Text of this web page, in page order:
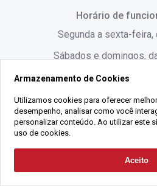
Solicitar
Rua Lauro Linhares, 1080 -
SC
(48) 3220-1045
Alameda César Nascimento,
Jurerê, - Florianópolis - SC
Horário de
Segunda a sexta-feira,
Sábados e domingos,
2021 Copyright - Gralha Imóveis CRECI
CNPJ:18.091.083/
Armazenamento de Cookies
Utilizamos cookies para oferecer
desempenho, analisar como você
personalizar conteúdo. Ao utilizar este
uso de cookies.
Aceito